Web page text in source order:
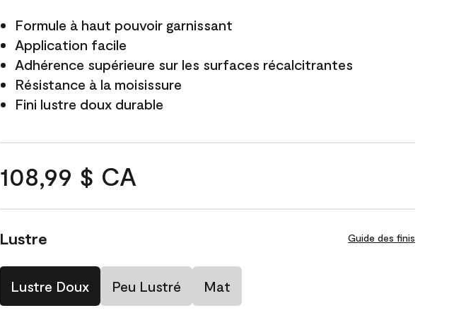
Formule à haut pouvoir garnissant
Application facile
Adhérence supérieure sur les surfaces récalcitrantes
Résistance à la moisissure
Fini lustre doux durable
108,99 $ CA
Lustre Guide des finis
Lustre Doux Peu Lustré Mat